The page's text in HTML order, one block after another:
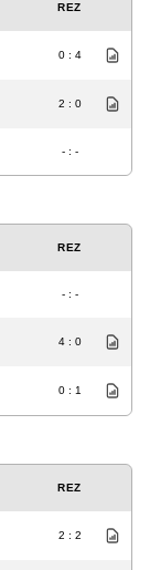
REZ
0 : 4
2 : 0
- : -
REZ
- : -
4 : 0
0 : 1
REZ
2 : 2